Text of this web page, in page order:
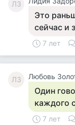
ЛЗ
Это
сейчас и
7 лет
ЛЗ Любовь
Один
каждого
7 лет